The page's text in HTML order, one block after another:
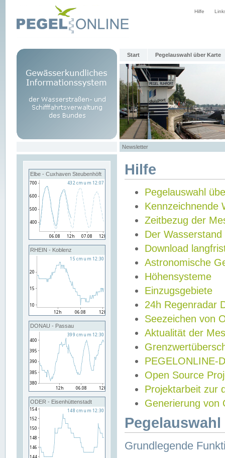
Hilfe
Start Pegelauswahl über Karte
Newsletter
Elbe - Cuxhaven Steubenhöft
RHEIN - Koblenz
DONAU - Passau
ODER - Eisenhüttenstadt
Hilfe
Pegelauswahl
Kennzeichnende
Zeitbezug der
Der Wasserstand
Download
Astronomische
Höhensysteme
Einzugsgebiete
24h Regenradar
Seezeichen von
Aktualität der
PEGELONLINE-
Open Source
Projektarbeit zur
Generierung von
Grundlegende